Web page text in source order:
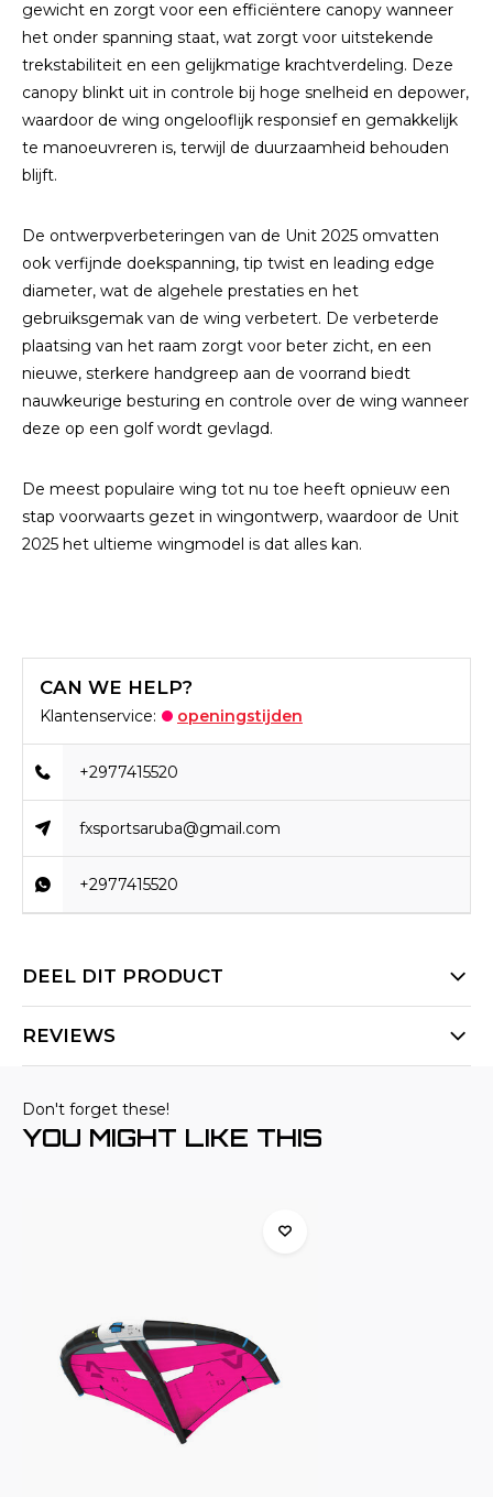
gewicht en zorgt voor een efficiëntere canopy wanneer
het onder spanning staat, wat zorgt voor uitstekende
trekstabiliteit en een gelijkmatige krachtverdeling. Deze
canopy blinkt uit in controle bij hoge snelheid en depower,
waardoor de wing ongelooflijk responsief en gemakkelijk
te manoeuvreren is, terwijl de duurzaamheid behouden
blijft.
De ontwerpverbeteringen van de Unit 2025 omvatten
ook verfijnde doekspanning, tip twist en leading edge
diameter, wat de algehele prestaties en het
gebruiksgemak van de wing verbetert. De verbeterde
plaatsing van het raam zorgt voor beter zicht, en een
nieuwe, sterkere handgreep aan de voorrand biedt
nauwkeurige besturing en controle over de wing wanneer
deze op een golf wordt gevlagd.
De meest populaire wing tot nu toe heeft opnieuw een
stap voorwaarts gezet in wingontwerp, waardoor de Unit
2025 het ultieme wingmodel is dat alles kan.
CAN WE HELP?
Klantenservice: openingstijden
+2977415520
fxsportsaruba@gmail.com
+2977415520
DEEL DIT PRODUCT
REVIEWS
Don't forget these!
YOU MIGHT LIKE THIS